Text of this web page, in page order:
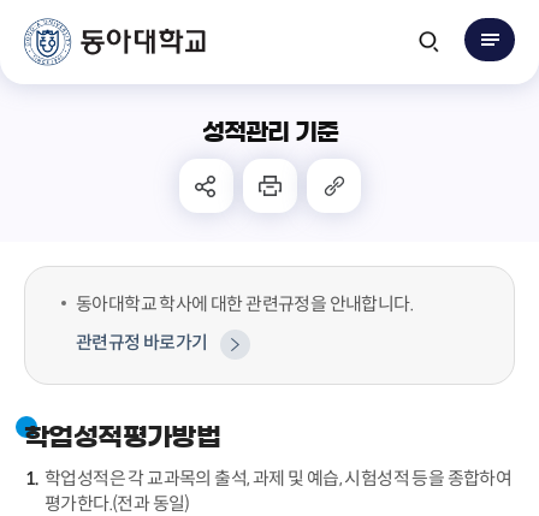
성적관리 기준
동아대학교 학사에 대한 관련규정을 안내합니다.
관련규정 바로가기
학업성적평가방법
학업성적은 각 교과목의 출석, 과제 및 예습, 시험성적 등을 종합하여
평가한다.(전과 동일)